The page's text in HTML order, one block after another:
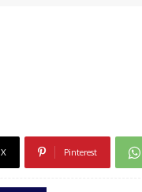
X Pinterest